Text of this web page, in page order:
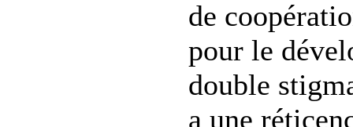
de
pour le
double
a une